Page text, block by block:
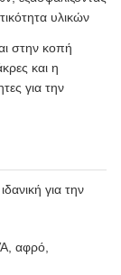
υλικών
στην κοπή
και η
για την
για την
αφρό,